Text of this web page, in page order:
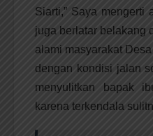
Siarti,” Saya mengerti
juga berlatar belakang
alami masyarakat
dengan kondisi jalan
menyulitkan bapak
karena terkendala